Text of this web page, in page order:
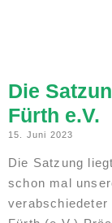
Die
Fürth e.V.
15. Juni 2023
Die Satzung
schon mal